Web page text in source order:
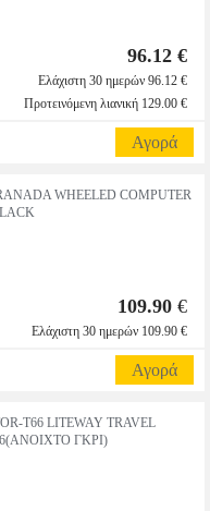
96.12 €
Ελάχιστη 30 ημερών 96.12 €
Προτεινόμενη λιανική 129.00 €
Αγορά
WHEELED COMPUTER
109.90 €
Ελάχιστη 30 ημερών 109.90 €
Αγορά
T66 LITEWAY TRAVEL
ΓΚΡΙ)